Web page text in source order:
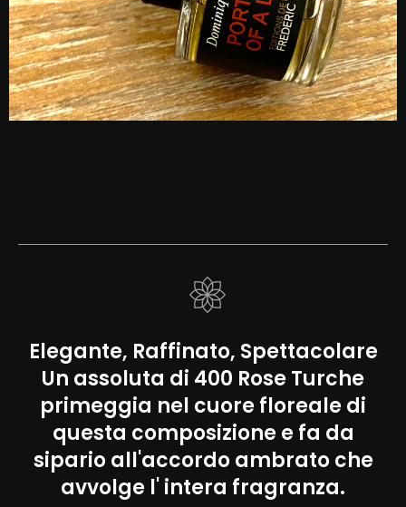
Elegante, Raffinato, Spettacolare
Un assoluta di 400 Rose Turche
primeggia nel cuore floreale di
questa composizione e fa da
sipario all'accordo ambrato che
avvolge l' intera fragranza.